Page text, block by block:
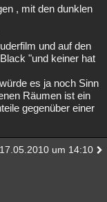
, mit den dunklen
und auf den
"und keiner hat
es ja noch Sinn
Räumen ist ein
gegenüber einer
17.05.2010 um 14:10